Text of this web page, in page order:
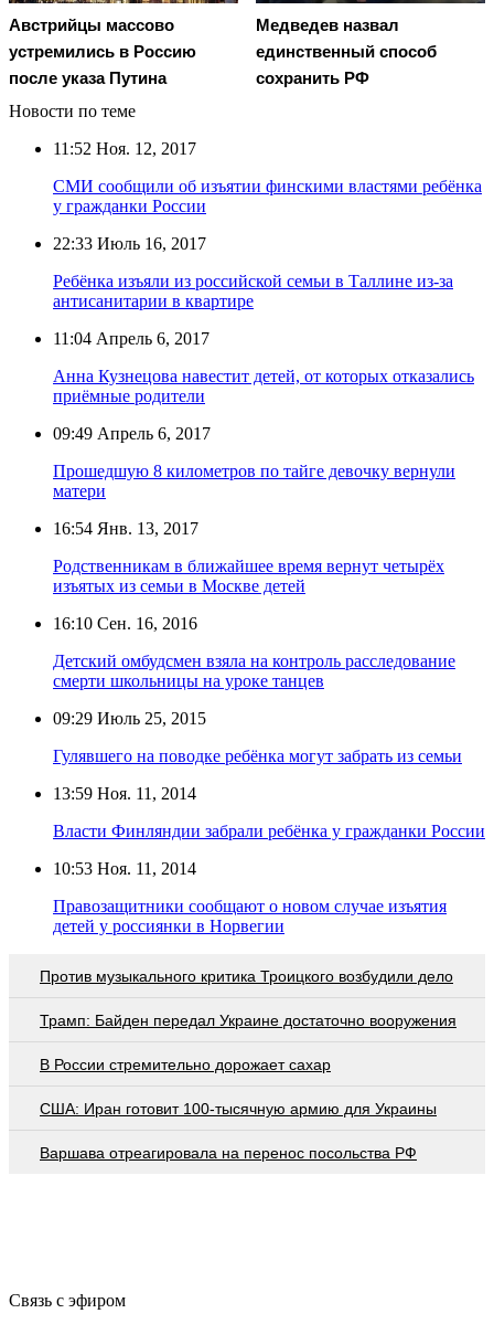
Австрийцы массово
устремились в Россию
после указа Путина
Медведев назвал
единственный способ
сохранить РФ
Новости по теме
11:52 Ноя. 12, 2017
СМИ сообщили об изъятии финскими властями ребёнка
у гражданки России
22:33 Июль 16, 2017
Ребёнка изъяли из российской семьи в Таллине из-за
антисанитарии в квартире
11:04 Апрель 6, 2017
Анна Кузнецова навестит детей, от которых отказались
приёмные родители
09:49 Апрель 6, 2017
Прошедшую 8 километров по тайге девочку вернули
матери
16:54 Янв. 13, 2017
Родственникам в ближайшее время вернут четырёх
изъятых из семьи в Москве детей
16:10 Сен. 16, 2016
Детский омбудсмен взяла на контроль расследование
смерти школьницы на уроке танцев
09:29 Июль 25, 2015
Гулявшего на поводке ребёнка могут забрать из семьи
13:59 Ноя. 11, 2014
Власти Финляндии забрали ребёнка у гражданки России
10:53 Ноя. 11, 2014
Правозащитники сообщают о новом случае изъятия
детей у россиянки в Норвегии
Против музыкального критика Троицкого возбудили дело
Трамп: Байден передал Украине достаточно вооружения
В России стремительно дорожает сахар
США: Иран готовит 100-тысячную армию для Украины
Варшава отреагировала на перенос посольства РФ
Связь с эфиром